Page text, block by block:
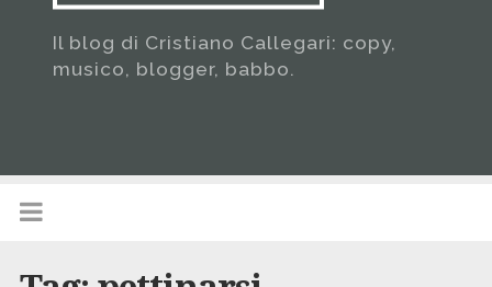
Il blog di Cristiano Callegari: copy,
musico, blogger, babbo.